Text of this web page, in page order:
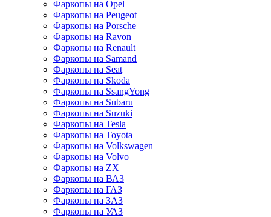
Фаркопы на Opel
Фаркопы на Peugeot
Фаркопы на Porsche
Фаркопы на Ravon
Фаркопы на Renault
Фаркопы на Samand
Фаркопы на Seat
Фаркопы на Skoda
Фаркопы на SsangYong
Фаркопы на Subaru
Фаркопы на Suzuki
Фаркопы на Tesla
Фаркопы на Toyota
Фаркопы на Volkswagen
Фаркопы на Volvo
Фаркопы на ZX
Фаркопы на ВАЗ
Фаркопы на ГАЗ
Фаркопы на ЗАЗ
Фаркопы на УАЗ